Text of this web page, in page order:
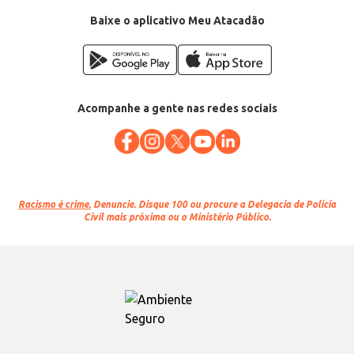
Baixe o aplicativo Meu Atacadão
Acompanhe a gente nas redes sociais
Racismo é crime. Denuncie. Disque 100 ou procure a Delegacia de Polícia
Civil mais próxima ou o Ministério Público.